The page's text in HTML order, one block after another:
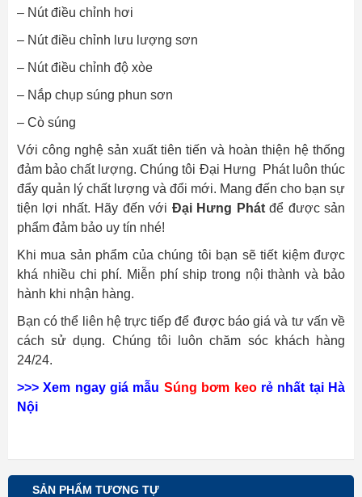
– Nút điều chỉnh hơi
– Nút điều chỉnh lưu lượng sơn
– Nút điều chỉnh độ xòe
– Nắp chụp súng phun sơn
– Cò súng
Với công nghệ sản xuất tiên tiến và hoàn thiện hệ thống
đảm bảo chất lượng. Chúng tôi Đại Hưng Phát luôn thúc
đẩy quản lý chất lượng và đổi mới. Mang đến cho bạn sự
tiện lợi nhất. Hãy đến với Đại Hưng Phátđể được sản
phẩm đảm bảo uy tín nhé!
Khi mua sản phẩm của chúng tôi bạn sẽ tiết kiệm được
khá nhiều chi phí. Miễn phí ship trong nội thành và bảo
hành khi nhận hàng.
Bạn có thể liên hệ trực tiếp để được báo giá và tư vấn về
cách sử dụng. Chúng tôi luôn chăm sóc khách hàng
24/24.
>>> Xem ngay giá mẫu Súng bơm keorẻ nhất tại Hà
Nội
SẢN PHẨM TƯƠNG TỰ